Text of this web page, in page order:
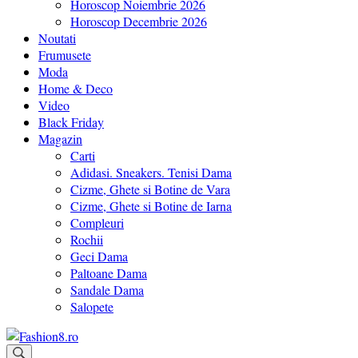
Horoscop Noiembrie 2026
Horoscop Decembrie 2026
Noutati
Frumusete
Moda
Home & Deco
Video
Black Friday
Magazin
Carti
Adidasi. Sneakers. Tenisi Dama
Cizme, Ghete si Botine de Vara
Cizme, Ghete si Botine de Iarna
Compleuri
Rochii
Geci Dama
Paltoane Dama
Sandale Dama
Salopete